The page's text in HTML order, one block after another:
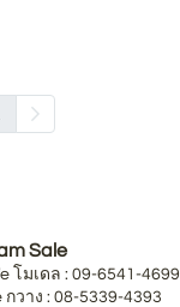
Sale
ล : 09-6541-4699
: 08-5339-4393